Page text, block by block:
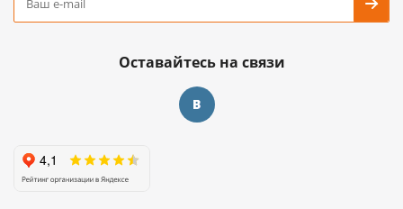
Оставайтесь на связи